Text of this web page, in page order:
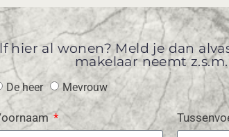
hier al wonen? Meld je dan
makelaar neemt
De heer Mevrouw